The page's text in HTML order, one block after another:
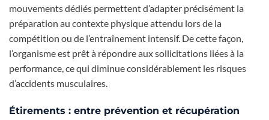
mouvements dédiés permettent d’adapter précisément la
préparation au contexte physique attendu lors de la
compétition ou de l’entraînement intensif. De cette façon,
l’organisme est prêt à répondre aux sollicitations liées à la
performance, ce qui diminue considérablement les risques
d’accidents musculaires.
Étirements : entre prévention et récupération